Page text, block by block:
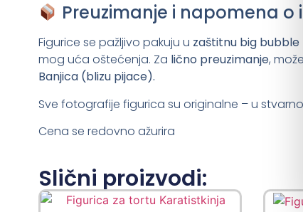
Preuzimanje i napomena o
Figurice se pažljivo pakuju u zaštitnu big bubble
mog uća oštećenja. Za lično preuzimanje,
Banjica (blizu pijace).
Sve fotografije figurica su originalne – u
Cena se redovno ažurira
Slični proizvodi: